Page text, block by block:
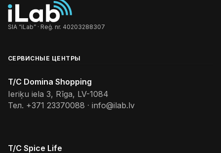
SIA “iLab” · Reģ. nr. 40203288307
СЕРВИСНЫЕ ЦЕНТРЫ
T/C Domina Shopping
Ieriķu iela 3, Rīga, LV-1084
Тел. +371 23370088 · info@ilab.lv
T/C Spice Life